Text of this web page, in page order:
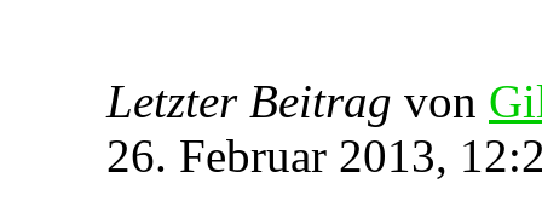
Letzter Beitrag von
26. Februar 2013,